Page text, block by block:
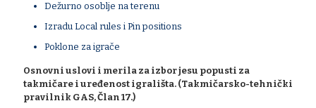
Dežurno osoblje na terenu
Izradu Local rules i Pin positions
Poklone za igrače
Osnovni uslovi i merila za izbor jesu popusti za
takmičare i uređenost igrališta. (Takmičarsko-tehnički
pravilnik GAS, Član 17.)